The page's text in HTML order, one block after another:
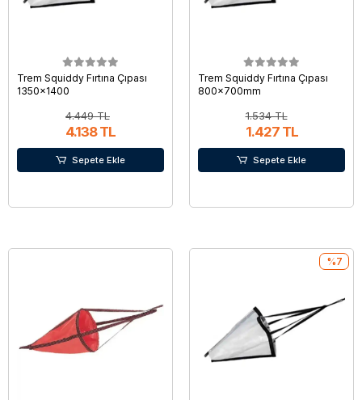
Trem Squiddy Fırtına Çıpası
1350x1400
4.449 TL
4.138 TL
Sepete Ekle
Trem Squiddy Fırtına Çıpası
800x700mm
1.534 TL
1.427 TL
Sepete Ekle
%7